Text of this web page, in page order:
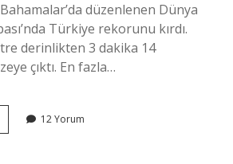
düzenlenen Dünya
Türkiye rekorunu kırdı.
derinlikten 3 dakika 14
çıktı. En fazla…
12 Yorum